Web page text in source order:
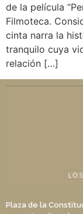
de la película
Filmoteca.
cinta narra la
tranquilo cuya
relación […]
Plaza de la